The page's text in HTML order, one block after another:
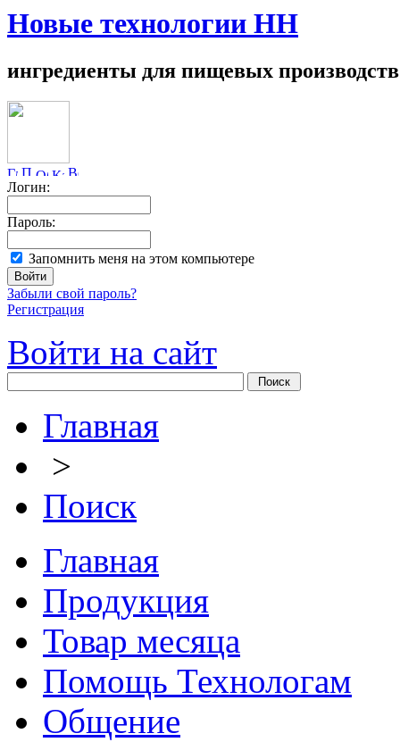
Новые технологии НН
ингредиенты для пищевых производств
Логин:
Пароль:
Запомнить меня на этом компьютере
Забыли свой пароль?
Регистрация
Войти на сайт
Главная
>
Поиск
Главная
Продукция
Товар месяца
Помощь Технологам
Общение